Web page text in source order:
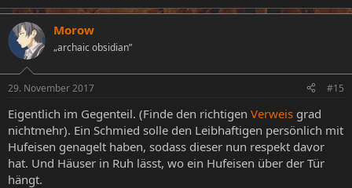
Morow
„archaic obsidian”
29. November 2017 #15
Eigentlich im Gegenteil. (Finde den richtigen Verweis grad
nichtmehr). Ein Schmied solle den Leibhaftigen persönlich mit
Hufeisen genagelt haben, sodass dieser nun respekt davor
hat. Und Häuser in Ruh lässt, wo ein Hufeisen über der Tür
hängt.